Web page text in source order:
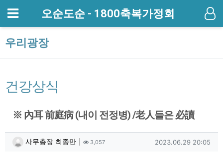
메뉴 오순도순 - 1800축복가정회
우리광장
건강상식
※ 內耳 前庭病 (내이 전정병) /老人들은 必讀
작성자 정보
사무총장 최종만 작성3,057조회 작성일
2023.06.29 20:05